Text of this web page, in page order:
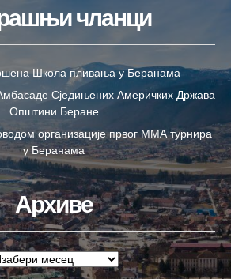
чланци
Школа пливања у Беранама
Сједињених Америчких Држава
Општини Беране
организације првог ММА турнира
у Беранама
Архиве